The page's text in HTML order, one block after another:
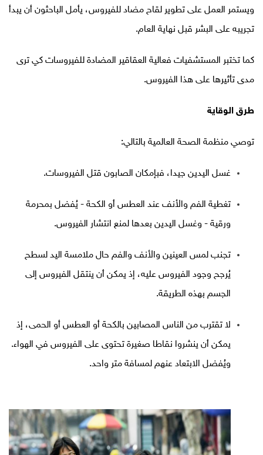
ويستمر العمل على تطوير لقاح مضاد للفيروس، يأمل الباحثون أن يبدأ
تجريبه على البشر قبل نهاية العام.
كما تختبر المستشفيات فعالية العقاقير المضادة للفيروسات كي ترى
مدى تأثيرها على هذا الفيروس.
طرق الوقاية
توصي منظمة الصحة العالمية بالتالي:
غسل اليدين جيدا، فبإمكان الصابون قتل الفيروسات.
تغطية الفم والأنف عند العطس أو الكحة - يُفضل بمحرمة
ورقية - وغسل اليدين بعدها لمنع انتشار الفيروس.
تجنب لمس العينين والأنف والفم حال ملامسة اليد لسطح
يُرجح وجود الفيروس عليه، إذ يمكن أن ينتقل الفيروس إلى
الجسم بهذه الطريقة.
لا تقترب من الناس المصابين بالكحة أو العطس أو الحمى، إذ
يمكن أن ينشروا نقاطا صغيرة تحتوى على الفيروس في الهواء.
ويُفضل الابتعاد عنهم لمسافة متر واحد.